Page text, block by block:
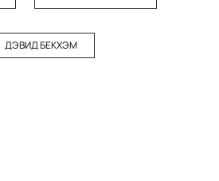
ДЭВИД БЕКХЭМ